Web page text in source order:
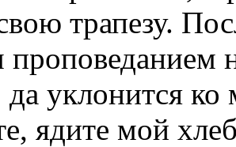
трапезу.
проповеданием
да уклонится
ядите мой